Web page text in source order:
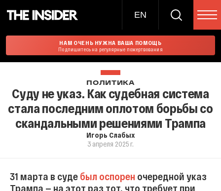
EN
НАМ ОЧЕНЬ НУЖНА ВАША ПОМОЩЬ
Подпишитесь на регулярные пожертвования
ПОЛИТИКА
Суду не указ. Как судебная система
стала последним оплотом борьбы со
скандальными решениями Трампа
Игорь Слабых
3 апреля 2025 г.
31 марта в суде был оспорен очередной указ
Трампа — на этот раз тот, что требует при